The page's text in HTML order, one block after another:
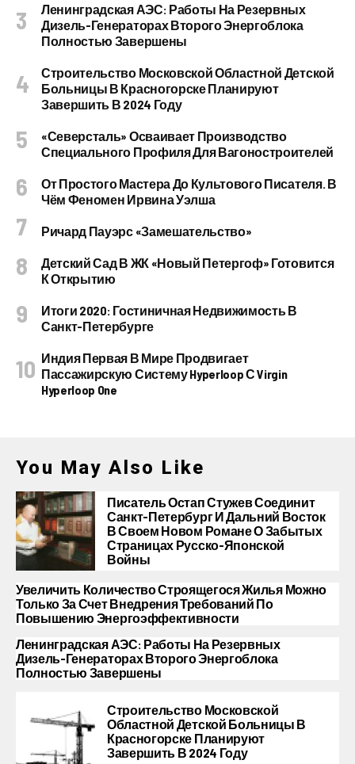
Ленинградская АЭС: Работы На Резервных
Дизель-Генераторах Второго Энергоблока
Полностью Завершены
Строительство Московской Областной Детской
Больницы В Красногорске Планируют
Завершить В 2024 Году
«Северсталь» Осваивает Производство
Специального Профиля Для Вагоностроителей
От Простого Мастера До Культового Писателя. В
Чём Феномен Ирвина Уэлша
Ричард Пауэрс «Замешательство»
Детский Сад В ЖК «Новый Петергоф» Готовится
К Открытию
Итоги 2020: Гостиничная Недвижимость В
Санкт-Петербурге
Индия Первая В Мире Продвигает
Пассажирскую Систему Hyperloop С Virgin
Hyperloop One
You May Also Like
Писатель Остап Стужев Соединит
Санкт-Петербург И Дальний Восток
В Своем Новом Романе О Забытых
Страницах Русско-Японской
Войны
Увеличить Количество Строящегося Жилья Можно
Только За Счет Внедрения Требований По
Повышению Энергоэффективности
Ленинградская АЭС: Работы На Резервных
Дизель-Генераторах Второго Энергоблока
Полностью Завершены
Строительство Московской
Областной Детской Больницы В
Красногорске Планируют
Завершить В 2024 Году